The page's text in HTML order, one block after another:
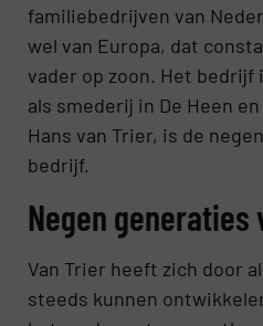
familiebedrijven van
wel van Europa, dat
vader op zoon. Het bedrijf
als smederij in De Heen
Hans van Trier, is de
bedrijf.
Negen
Van Trier heeft zich door
steeds kunnen